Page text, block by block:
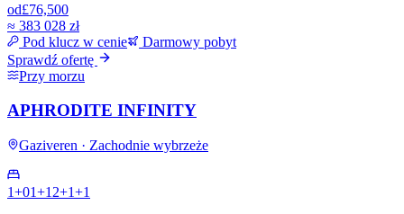
od£76,500
≈ 383 028 zł
Pod klucz w cenie
Darmowy pobyt
Sprawdź ofertę
Przy morzu
APHRODITE INFINITY
Gaziveren · Zachodnie wybrzeże
1+01+1 2+1+1